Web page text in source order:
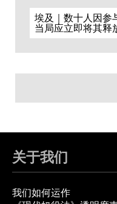
埃及｜数十人因参
当局应立即将其释
关于我们
我们如何运作